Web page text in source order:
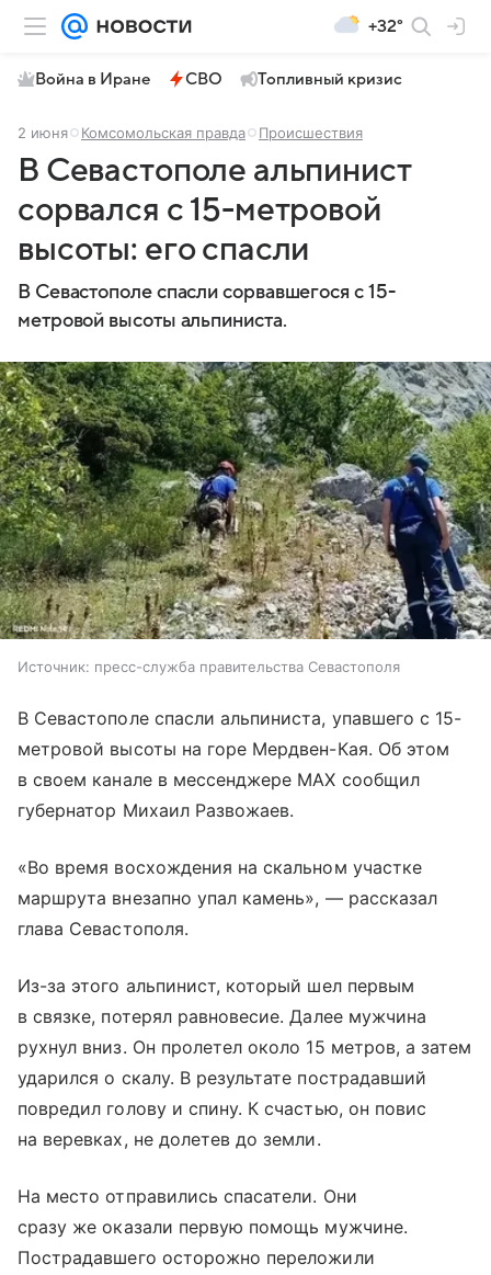
+32°
Война в Иране СВО Топливный кризис
2 июня Комсомольская правда Происшествия
В Севастополе альпинист
сорвался с 15-метровой
высоты: его спасли
В Севастополе спасли сорвавшегося с 15-
метровой высоты альпиниста.
Источник: пресс-служба правительства Севастополя
В Севастополе спасли альпиниста, упавшего с 15-
метровой высоты на горе Мердвен-Кая. Об этом
в своем канале в мессенджере MAX сообщил
губернатор Михаил Развожаев.
«Во время восхождения на скальном участке
маршрута внезапно упал камень», — рассказал
глава Севастополя.
Из-за этого альпинист, который шел первым
в связке, потерял равновесие. Далее мужчина
рухнул вниз. Он пролетел около 15 метров, а затем
ударился о скалу. В результате пострадавший
повредил голову и спину. К счастью, он повис
на веревках, не долетев до земли.
На место отправились спасатели. Они
сразу же оказали первую помощь мужчине.
Пострадавшего осторожно переложили